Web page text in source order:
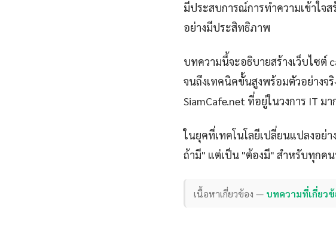
มีประสบการณ์การทำความเข้าใจ
อย่างมีประสิทธิภาพ
บทความนี้จะอธิบายสร้างเว็บไซต์
จนถึงเทคนิคขั้นสูงพร้อมตัวอย่างจ
SiamCafe.net ที่อยู่ในวงการ IT มา
ในยุคที่เทคโนโลยีเปลี่ยนแปลงอย่า
ถ้ามี" แต่เป็น "ต้องมี" สำหรับทุกค
เนื้อหาเกี่ยวข้อง — บทความที่เกี่ยวข้